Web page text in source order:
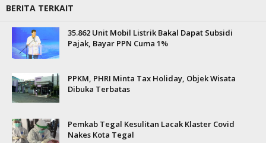
BERITA TERKAIT
35.862 Unit Mobil Listrik Bakal Dapat Subsidi
Pajak, Bayar PPN Cuma 1%
PPKM, PHRI Minta Tax Holiday, Objek Wisata
Dibuka Terbatas
Pemkab Tegal Kesulitan Lacak Klaster Covid
Nakes Kota Tegal